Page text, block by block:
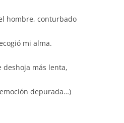
hombre, conturbado
mi alma.
deshoja más lenta,
depurada…)